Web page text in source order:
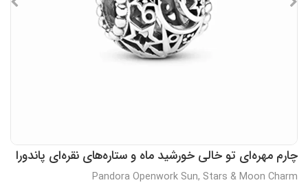
چارم مهره‌ای تو خالی خورشید ماه و ستاره‌های نقره‌ای پاندورا
Pandora Openwork Sun, Stars & Moon Charm